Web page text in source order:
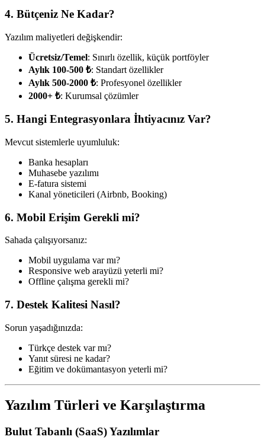
4. Bütçeniz Ne Kadar?
Yazılım maliyetleri değişkendir:
Ücretsiz/Temel: Sınırlı özellik, küçük portföyler
Aylık 100-500 ₺: Standart özellikler
Aylık 500-2000 ₺: Profesyonel özellikler
2000+ ₺: Kurumsal çözümler
5. Hangi Entegrasyonlara İhtiyacınız Var?
Mevcut sistemlerle uyumluluk:
Banka hesapları
Muhasebe yazılımı
E-fatura sistemi
Kanal yöneticileri (Airbnb, Booking)
6. Mobil Erişim Gerekli mi?
Sahada çalışıyorsanız:
Mobil uygulama var mı?
Responsive web arayüzü yeterli mi?
Offline çalışma gerekli mi?
7. Destek Kalitesi Nasıl?
Sorun yaşadığınızda:
Türkçe destek var mı?
Yanıt süresi ne kadar?
Eğitim ve dokümantasyon yeterli mi?
Yazılım Türleri ve Karşılaştırma
Bulut Tabanlı (SaaS) Yazılımlar